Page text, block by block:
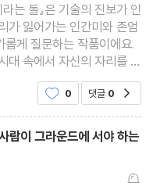
는 돌』은 기술의 진보가 인
가 잃어가는 인간미와 존엄
게 질문하는 작품이에요.
대 속에서 자신의 자리를 고
울림을 줄 소설이죠. 주인공
0 댓글 0
람이 그라운드에 서야 하는